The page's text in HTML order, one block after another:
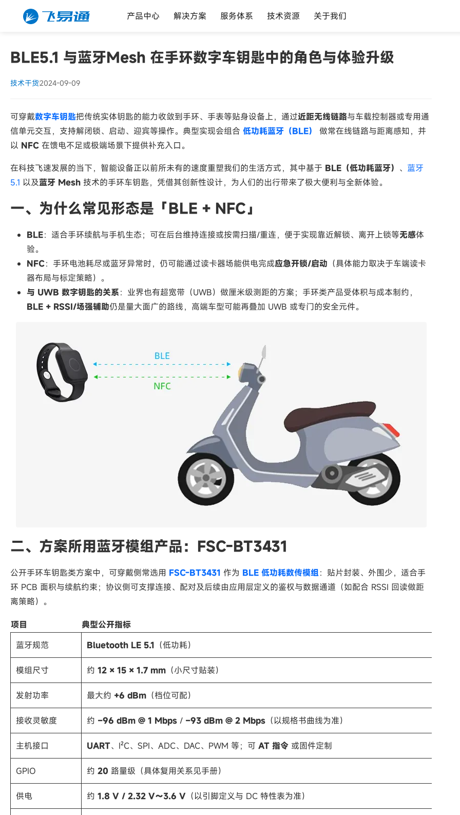
产品中心 解决方案 服务体系 技术资源 关于我们
BLE5.1 与蓝牙Mesh 在手环数字车钥匙中的角色与体验升级
技术干货2024-09-09
可穿戴数字车钥匙把传统实体钥匙的能力收敛到手环、手表等贴身设备上，通过近距无线链路与车载控制器或专用通
信单元交互，支持解闭锁、启动、迎宾等操作。典型实现会组合 低功耗蓝牙（BLE）
做常在线链路与距离感知，并
以 NFC 在馈电不足或极端场景下提供补充入口。
在科技飞速发展的当下，智能设备正以前所未有的速度重塑我们的生活方式，其中基于 BLE（低功耗蓝牙） 、 蓝牙
5.1 以及蓝牙 Mesh 技术的手环车钥匙，凭借其创新性设计，为人们的出行带来了极大便利与全新体验。
一、为什么常见形态是「BLE + NFC」
BLE：适合手环续航与手机生态；可在后台维持连接或按需扫描/重连，便于实现靠近解锁、离开上锁等无感体
验。
NFC：手环电池耗尽或蓝牙异常时，仍可能通过读卡器场能供电完成应急开锁/启动 （具体能力取决于车端读卡
器布局与标定策略）。
与 UWB 数字钥匙的关系：业界也有超宽带（UWB）做厘米级测距的方案；手环类产品受体积与成本制约，
BLE + RSSI/场强辅助仍是量大面广的路线，高端车型可能再叠加 UWB 或专门的安全元件。
二、方案所用蓝牙模组产品：FSC-BT3431
公开手环车钥匙类方案中，可穿戴侧常选用 FSC-BT3431 作为 BLE 低功耗数传模组：贴片封装、外围少，适合手
环 PCB 面积与续航约束；协议侧可支撑连接、配对及后续由应用层定义的鉴权与数据通道（如配合 RSSI 回读做距
离策略）。
项目
典型公开指标
蓝牙规范
Bluetooth LE 5.1 （低功耗）
模组尺寸 约 12 × 15 × 1.7 mm （小尺寸贴装）
发射功率 最大约 +6 dBm （档位可配）
接收灵敏度 约 −96 dBm @ 1 Mbps / −93 dBm @ 2 Mbps （以规格书曲线为准）
主机接口 UART、I²C、SPI、ADC、DAC、PWM 等；可 AT 指令 或固件定制
GPIO 约 20 路量级（具体复用关系见手册）
供电 约 1.8 V / 2.32 V～3.6 V （以引脚定义与 DC 特性表为准）